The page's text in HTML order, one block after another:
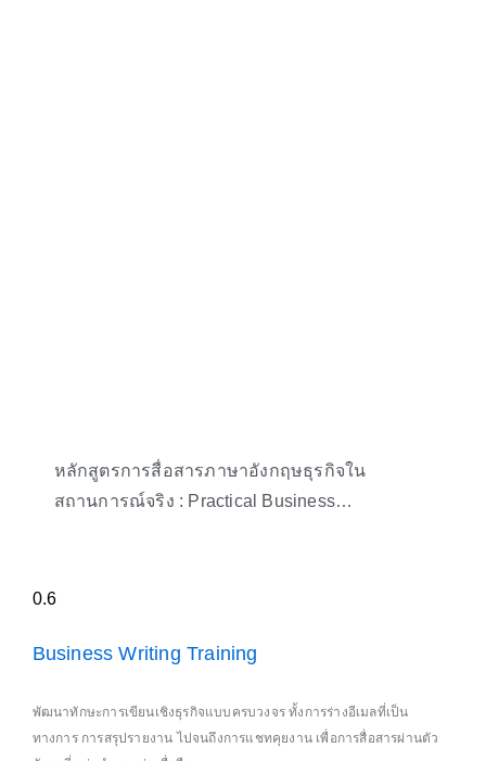
หลักสูตรการสื่อสารภาษาอังกฤษธุรกิจใน
สถานการณ์จริง : Practical Business
Business Writing Training
พัฒนาทักษะการเขียนเชิงธุรกิจแบบครบวงจร ทั้งการร่างอีเมลที่เป็น
ทางการ การสรุปรายงาน ไปจนถึงการแชทคุยงาน เพื่อการสื่อสารผ่านตัว